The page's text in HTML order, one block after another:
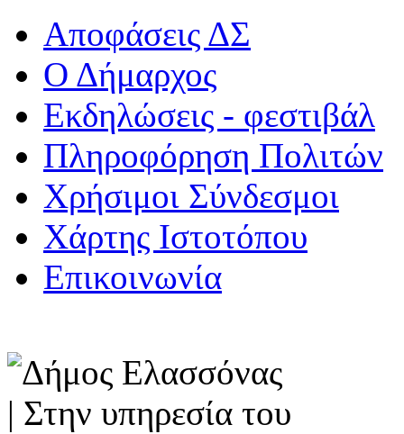
Αποφάσεις ΔΣ
Ο Δήμαρχος
Εκδηλώσεις - φεστιβάλ
Πληροφόρηση Πολιτών
Χρήσιμοι Σύνδεσμοι
Χάρτης Ιστοτόπου
Επικοινωνία